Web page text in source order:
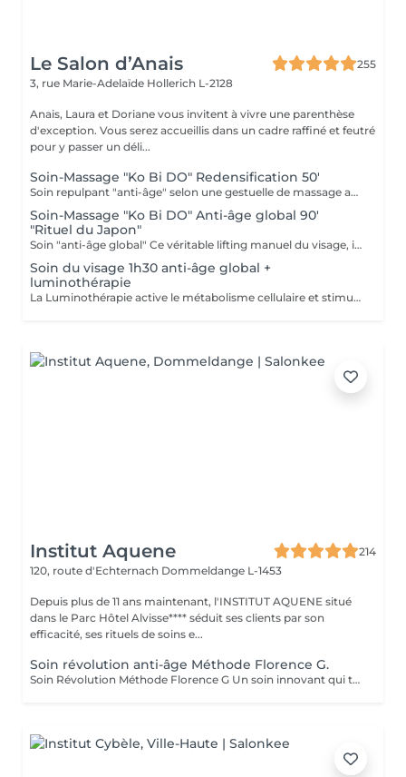
Le Salon d’Anais
255
3, rue Marie-Adelaïde Hollerich L-2128
Anais, Laura et Doriane vous invitent à vivre une parenthèse
d'exception. Vous serez accueillis dans un cadre raffiné et feutré
pour y passer un déli...
Soin-Massage "Ko Bi DO" Redensification 50'
Soin repulpant "anti-âge" selon une gestuelle de massage active : le Ko-Bi-Do. Véritable lifting naturel du visage inspiré d'un rituel japonais associé à notre principe de Dermaponcture pour lisser efficacement les traits et tonifier le cou. Durant ce soin, nous utiliserons les produits spécifiques aux besoin de votre peau.
Soin-Massage "Ko Bi DO" Anti-âge global 90'
"Rituel du Japon"
Soin "anti-âge global" Ce véritable lifting manuel du visage, inspiré du massage japonais "Ko Bi Do"est associé à complexe anti-âge unique. vous retrouvez une peau tonifiée lissée et repulpée. et associés d'un masque aux vertus régénérantes, agit en profondeur sur les rides, la fermeté, les taches pigmentaires et l'éclat, et insiste sur le contour des yeux, la bouche, le décolleté. Vous retrouvé
Soin du visage 1h30 anti-âge global +
luminothérapie
La Luminothérapie active le métabolisme cellulaire et stimule la production de collagène et d'élastine. Au l des séances, la peau retrouve élasticité et éclat, les cicatrices s'atténuent, l'acné guérit. Le résultat est visible très rapidement. Les résultats attendus peuvent varier en fonction de chaque individu. Des études montrent en effet que la peau semble plus jeune et les rides plus atténuées dès la première utilisation de cette technologie. La lumière LED bleue est particulièrement efficace pour prévenir les éruptions cutanées puisqu'elle détruit les bactéries responsables de l'acné directement dans le derme. C'est scientifiquement prouvé !
Institut Aquene
214
120, route d'Echternach Dommeldange L-1453
Depuis plus de 11 ans maintenant, l'INSTITUT AQUENE situé
dans le Parc Hôtel Alvisse**** séduit ses clients par son
efficacité, ses rituels de soins e...
Soin révolution anti-âge Méthode Florence G.
Soin Révolution Méthode Florence G Un soin innovant qui transforme visiblement la qualité de la peau. Le Soin Révolution de la méthode Florence G est un protocole hautement technologique et manuel et 100 % naturel combinant des techniques exclusives de stimulation tissulaire, d'oxygénation cutanée et de remodelage facial. Ce soin nouvelle génération agit en profondeur pour relancer les fonctions naturelles de la peau, améliorer son aspect global et lui redonner toute sa vitalité sans l'abimer, sans douleur et sans éviction sociale. Les bénéfices du soin: - Lisse immédiatement les rides et ridules - Raffermit et redessine les contours du visage - Booste l'éclat et l'oxygénation - Réduit visiblement les signes de fatigue - Améliore la texture de la peau Les effets du soin vont s'accentuer encore pendant 3 à 4 semaines. C'est également un soin fantastique pour travailler les cicatrices (du corps également), les peaux atopiques, vergetures blanches ou violacées. AUCUNE ÉPILATION VISAGE NE POURRA ÊTRE FAITE PENDANT LE SOIN.